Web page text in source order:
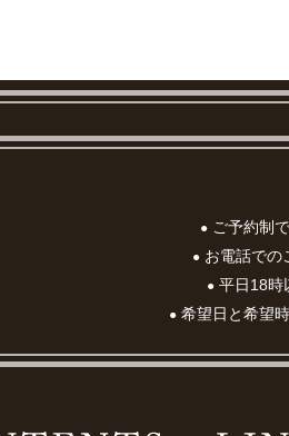
●ご予約制で
●お電話での
●平日18時
●希望日と希望